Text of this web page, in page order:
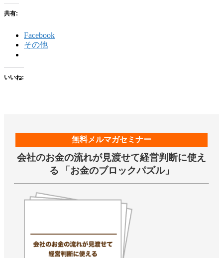
共有:
Facebook
その他
いいね:
無料メルマガセミナー
会社のお金の流れが見渡せて経営判断に使え
る 「お金のブロックパズル」